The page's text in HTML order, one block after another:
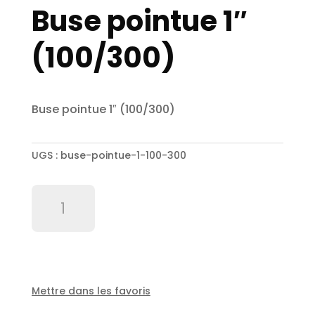
Buse pointue 1″
(100/300)
Buse pointue 1″ (100/300)
UGS : buse-pointue-1-100-300
Mettre dans les favoris